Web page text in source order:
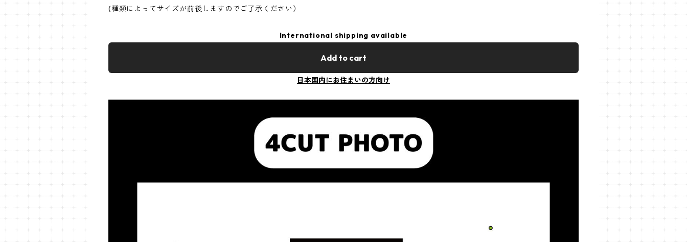
(種類によってサイズが前後しますのでご了承ください）
International shipping available
Add to cart
日本国内にお住まいの方向け